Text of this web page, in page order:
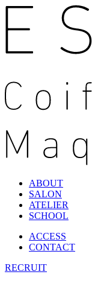
ABOUT
SALON
ATELIER
SCHOOL
ACCESS
CONTACT
RECRUIT